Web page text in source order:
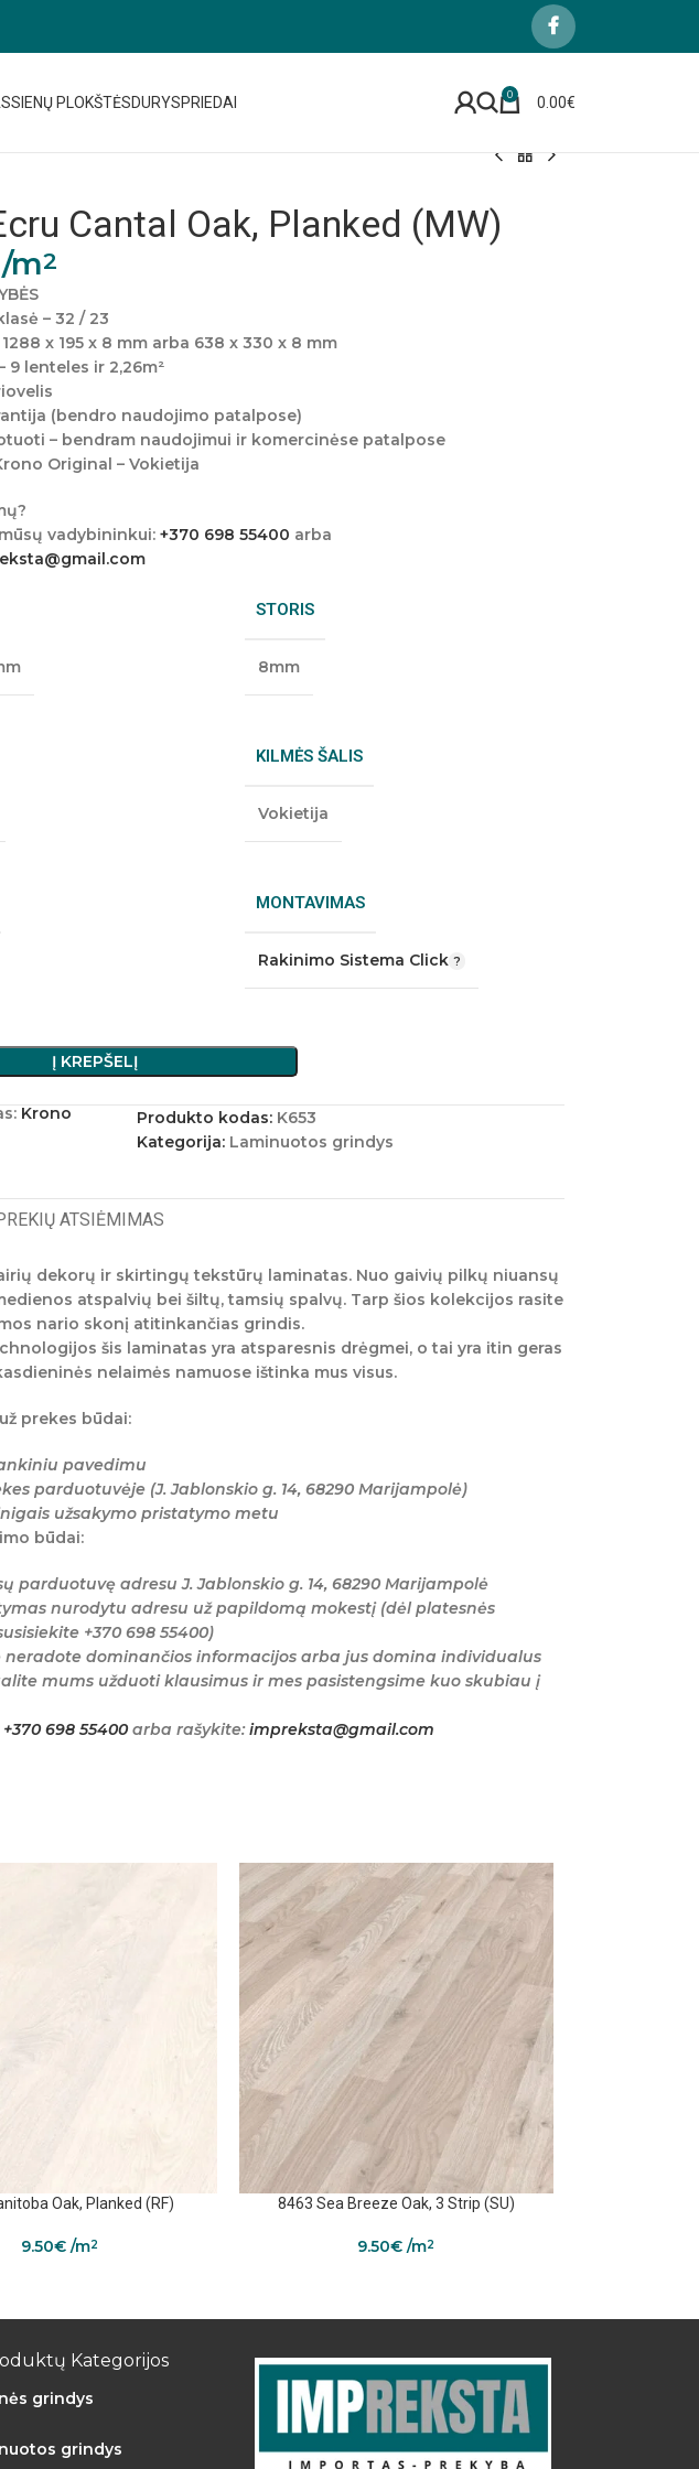
SIENŲ PLOKŠTĖSDURYSPRIEDAI 0 0.00€
Cantal Oak, Planked (MW)
/m2
– 32 / 23
1288 x 195 x 8 mm arba 638 x 330 x 8 mm
9 lenteles ir 2,26m²
(bendro naudojimo patalpose)
– bendram naudojimui ir komercinėse patalpose
Original – Vokietija
vadybininkui: +370 698 55400 arba
STORIS
8mm
KILMĖS ŠALIS
Vokietija
MONTAVIMAS
Rakinimo Sistema Click
Į KREPŠELĮ
Krono Produkto kodas: K653
Kategorija: Laminuotos grindys
ATSIĖMIMAS
dekorų ir skirtingų tekstūrų laminatas. Nuo gaivių pilkų niuansų
atspalvių bei šiltų, tamsių spalvų. Tarp šios kolekcijos rasite
nario skonį atitinkančias grindis.
šis laminatas yra atsparesnis drėgmei, o tai yra itin geras
nelaimės namuose ištinka mus visus.
prekes būdai:
pavedimu
parduotuvėje (J. Jablonskio g. 14, 68290 Marijampolė)
užsakymo pristatymo metu
būdai:
parduotuvę adresu J. Jablonskio g. 14, 68290 Marijampolė
nurodytu adresu už papildomą mokestį (dėl platesnės
+370 698 55400)
neradote dominančios informacijos arba jus domina individualus
mums užduoti klausimus ir mes pasistengsime kuo skubiau į
+370 698 55400arba rašykite:impreksta@gmail.com
Oak, Planked (RF)
9.50€/m2
8463 Sea Breeze Oak, 3 Strip (SU)
9.50€ /m2
Kategorijos
grindys
grindys